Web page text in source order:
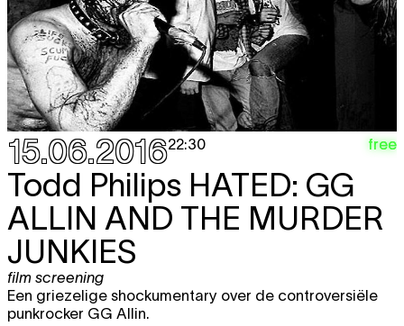
15.06.201622:30 free
Todd Philips HATED: GG
ALLIN AND THE MURDER
JUNKIES
film screening
Een griezelige shockumentary over de controversiële
punkrocker GG Allin.